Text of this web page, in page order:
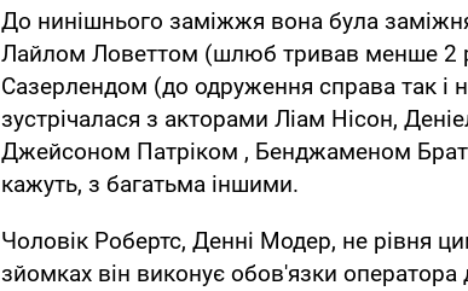
До нинішнього заміжжя вона була
Лайлом Ловеттом (шлюб тривав менше 2
Сазерлендом (до одруження справа так і
зустрічалася з акторами Ліам Нісон,
Джейсоном Патріком , Бенджаменом
кажуть, з багатьма іншими.
Чоловік Робертс, Денні Модер, не рівня
зйомках він виконує обов'язки оператора